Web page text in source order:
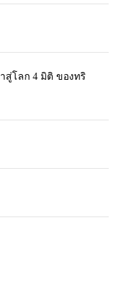
สู่โลก 4 มิติ ของทริ